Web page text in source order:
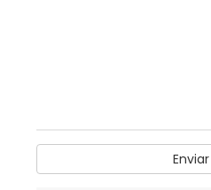
Enviar